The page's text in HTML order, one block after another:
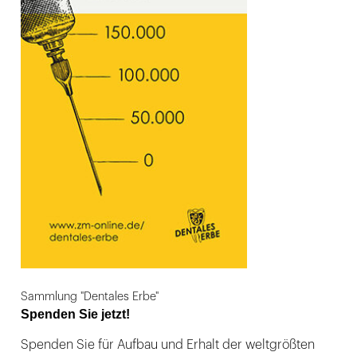
Sammlung "Dentales Erbe"
Spenden Sie jetzt!
Spenden Sie für Aufbau und Erhalt der weltgrößten